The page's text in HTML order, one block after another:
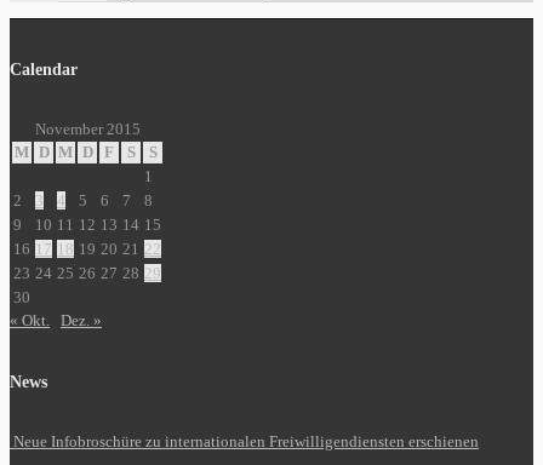
Calendar
November 2015
M D M D F S
S
1
2
3 4 5 6 7
8
9
10 11 12 13 14 15
16 17 18 19 20 21 22
23 24 25 26 27 28 29
30
« Okt. Dez. »
News
Neue Infobroschüre zu internationalen Freiwilligendiensten erschienen